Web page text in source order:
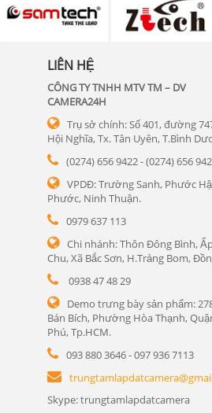
LIÊN HỆ
CÔNG TY TNHH MTV TM – DV
CAMERA24H
Trụ sở chính: Số 401, đường
Hội Nghĩa, Tx. Tân Uyên, T.Bình
(0274) 656 9422 - (0274) 656
VPDĐ: Trường Sanh, Phước
Phước, Ninh Thuận.
0979 637 113
Chi nhánh: Thôn Đông Bình,
Chu, Xã Bắc Sơn, H.Trảng Bom,
0938 47 48 29
Demo trưng bày sản phẩm:
Bán Bích, Phường Hòa Thạnh,
Phú, Tp.HCM.
093 880 3646 - 097 936 7113
Skype: trungtamlapdatcamera